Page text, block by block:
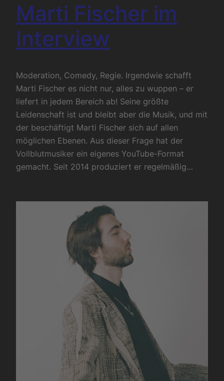
Marti Fischer im
Interview
Moderation, Comedy, Regie. Irgendwie schafft
Marti Fischer es nicht nur, alles zu wuppen – er
liefert in jedem Bereich ab! Seine größte
Leidenschaft ist und bleibt aber die Musik, und mit
der beschäftigt Marti Fischer sich auf allen
möglichen Ebenen. Aus dieser Frage hat der
Vollblutmusiker ein eigenes YouTube-Format
gemacht. Seit 2014 produziert er regelmäßig…